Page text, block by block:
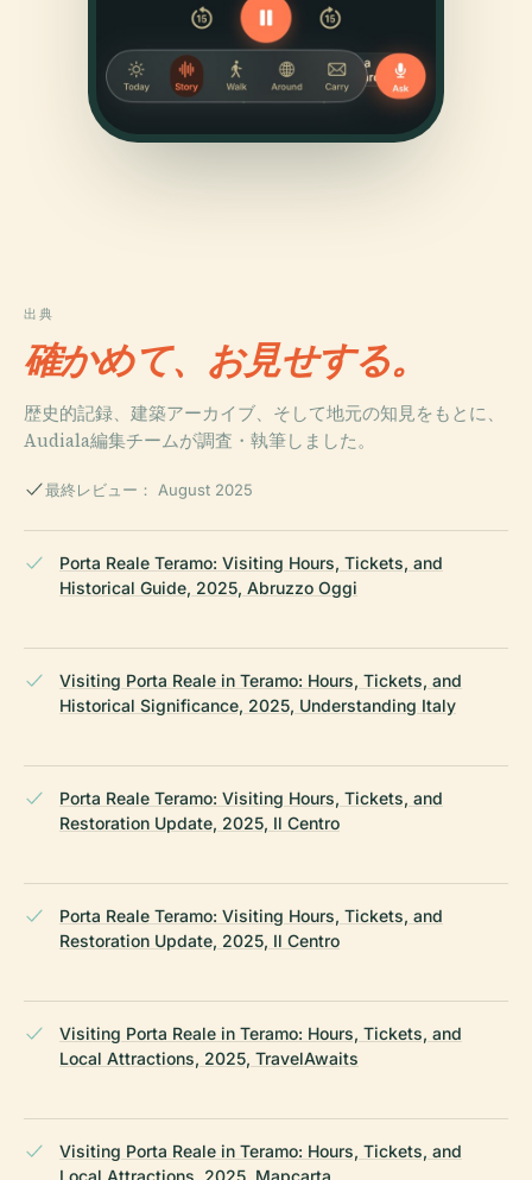
出典
確かめて、お見せする。
歴史的記録、建築アーカイブ、そして地元の知見をもとに、
Audiala編集チームが調査・執筆しました。
最終レビュー： August 2025
Porta Reale Teramo: Visiting Hours, Tickets, and
Historical Guide, 2025, Abruzzo Oggi
Visiting Porta Reale in Teramo: Hours, Tickets, and
Historical Significance, 2025, Understanding Italy
Porta Reale Teramo: Visiting Hours, Tickets, and
Restoration Update, 2025, Il Centro
Porta Reale Teramo: Visiting Hours, Tickets, and
Restoration Update, 2025, Il Centro
Visiting Porta Reale in Teramo: Hours, Tickets, and
Local Attractions, 2025, TravelAwaits
Visiting Porta Reale in Teramo: Hours, Tickets, and